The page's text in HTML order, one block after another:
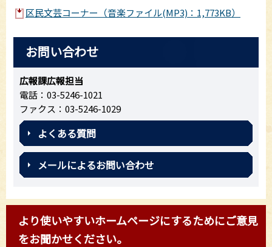
区民文芸コーナー（音楽ファイル(MP3)：1,773KB）
お問い合わせ
広報課広報担当
電話：03-5246-1021
ファクス：03-5246-1029
よくある質問
メールによるお問い合わせ
より使いやすいホームページにするためにご意見
をお聞かせください。